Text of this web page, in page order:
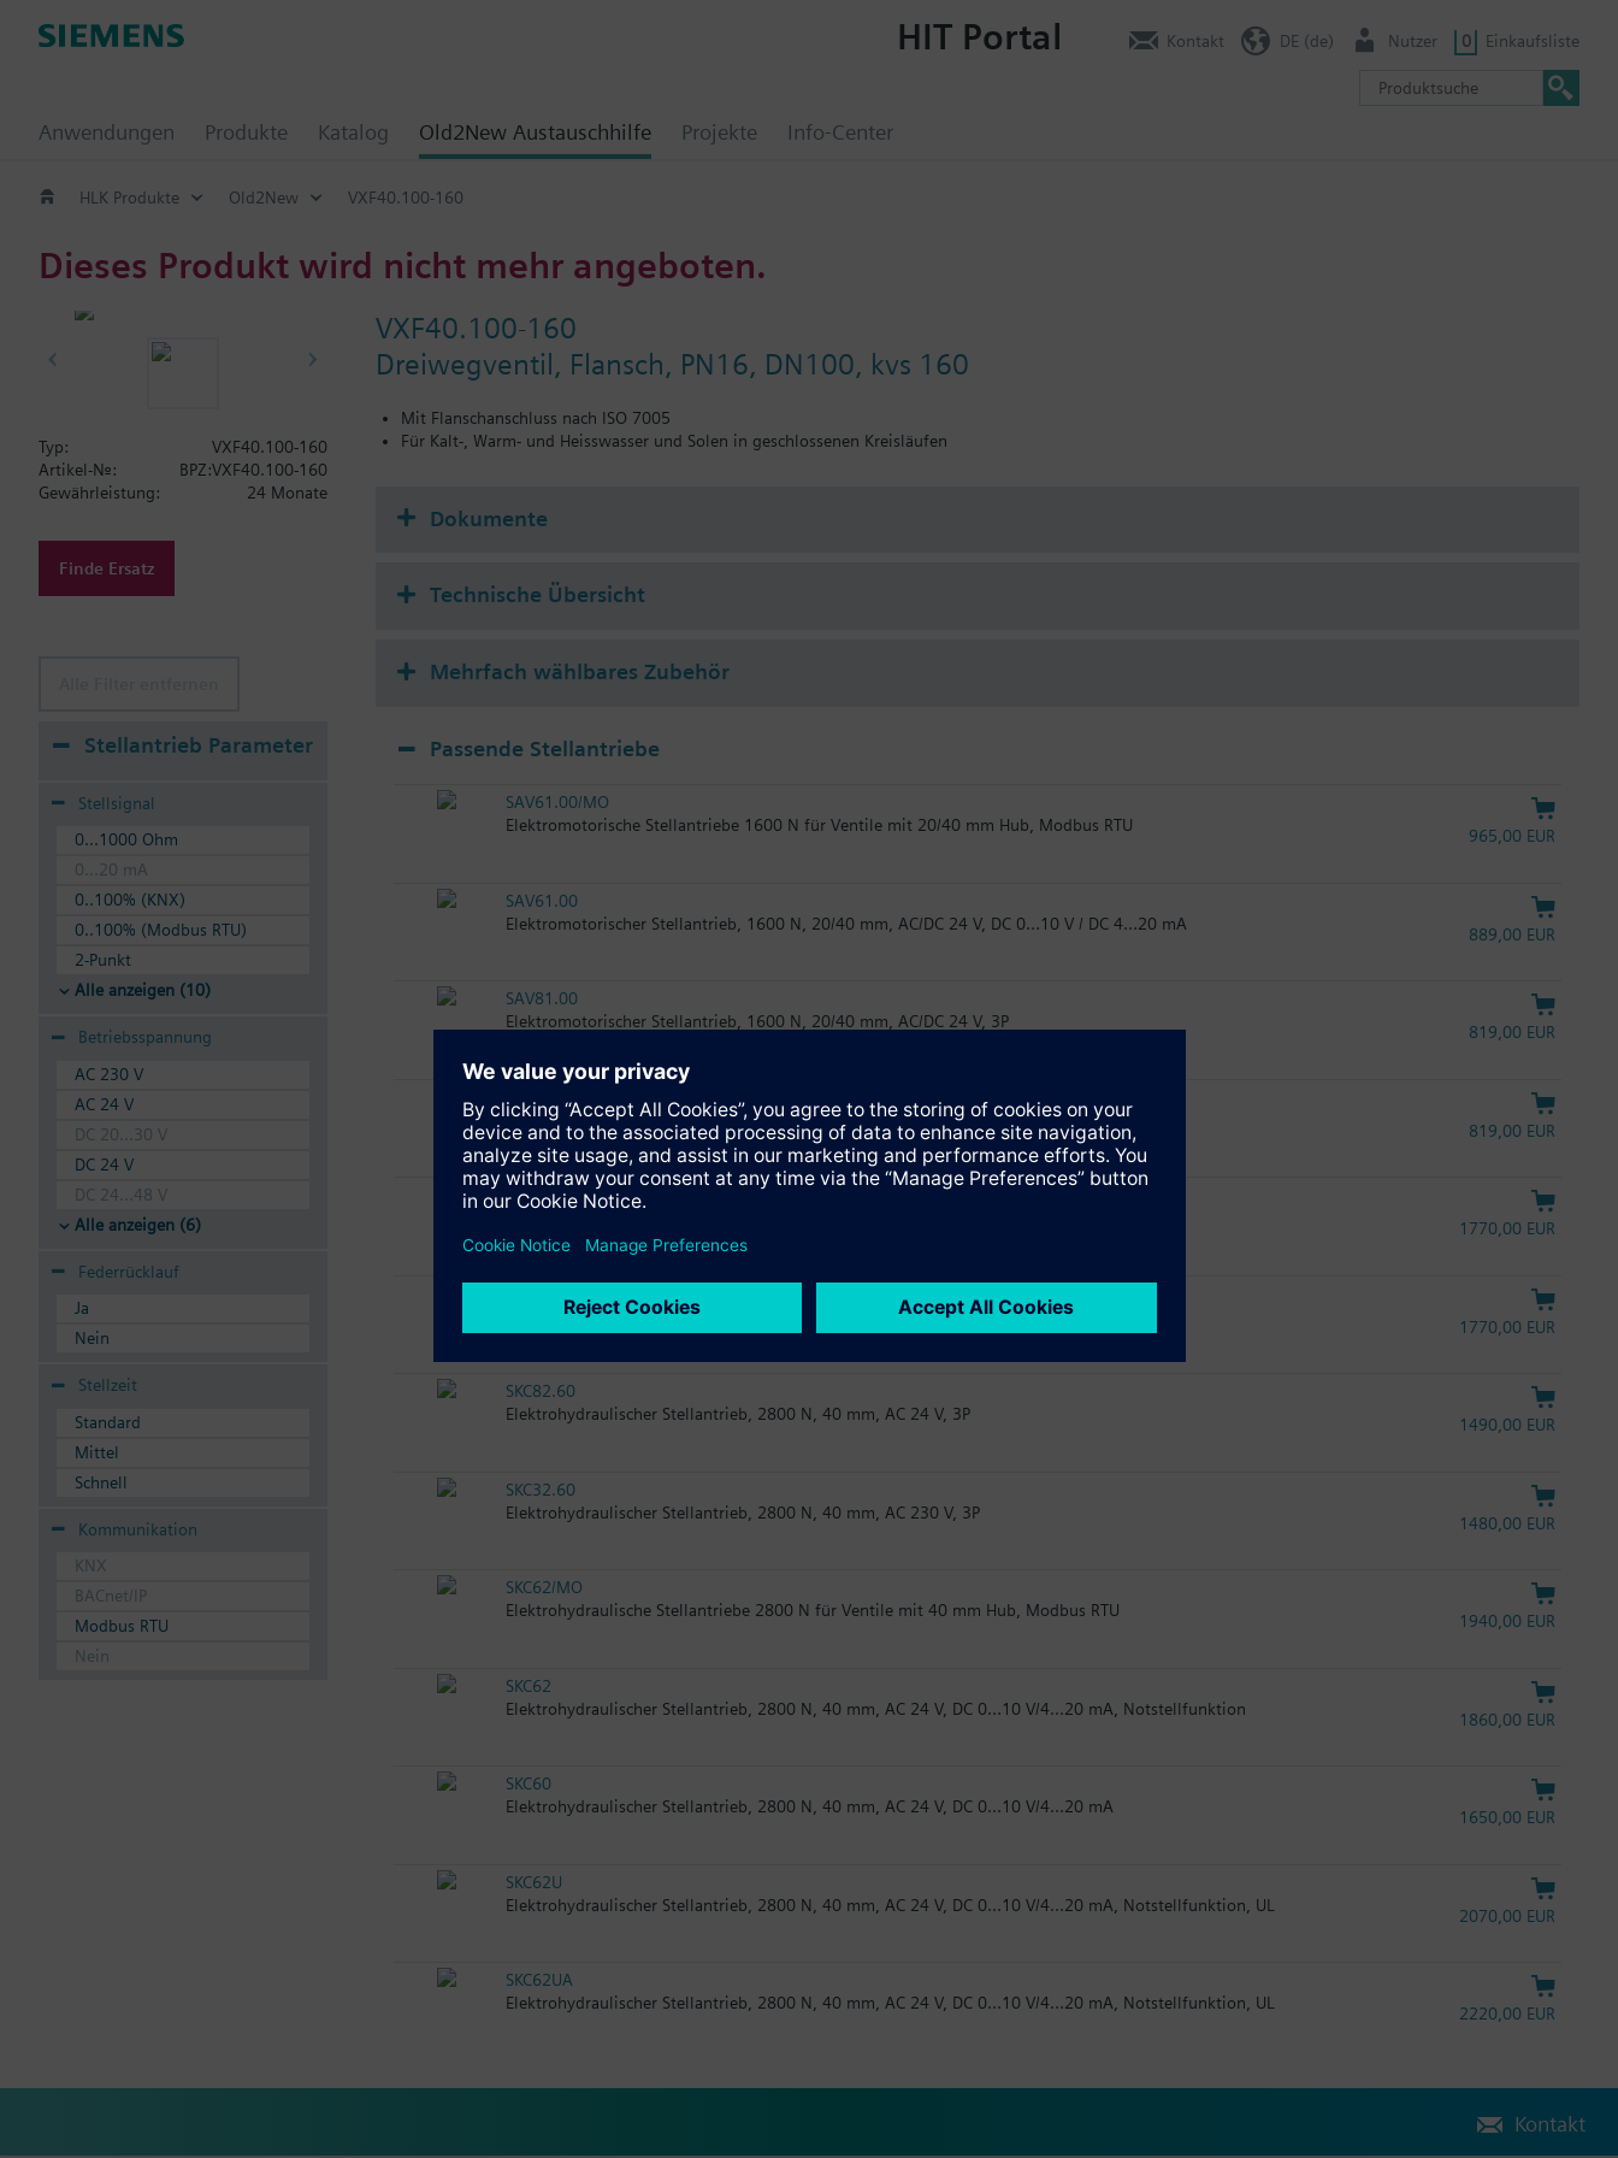
Anwendungen Produkte Katalog Old2New Austauschhilfe Projekte Info-Center
HIT Portal Kontakt DE (de) Nutzer 0 Einkaufsliste
HLK Produkte Old2New VXF40.100-160
Dieses Produkt wird nicht mehr angeboten.
VXF40.100-160
Dreiwegventil, Flansch, PN16, DN100, kvs 160
Mit Flanschanschluss nach ISO 7005
Für Kalt-, Warm- und Heisswasser und Solen in geschlossenen Kreisläufen
Typ:
VXF40.100-160
Artikel-Nr.:
BPZ:VXF40.100-160
Gewährleistung:
24 Monate
Finde Ersatz
Stellantrieb Parameter
Stellsignal
0...1000 Ohm
0...20 mA
0..100% (KNX)
0..100% (Modbus RTU)
2-Punkt
Alle anzeigen (10)
Betriebsspannung
AC 230 V
AC 24 V
DC 20...30 V
DC 24 V
DC 24...48 V
Alle anzeigen (6)
Federrücklauf
Ja
Nein
Stellzeit
Standard
Mittel
Schnell
Kommunikation
KNX
BACnet/IP
Modbus RTU
Nein
Dokumente
Technische Übersicht
Mehrfach wählbares Zubehör
Passende Stellantriebe
SAV61.00/MO
Elektromotorische Stellantriebe 1600 N für Ventile mit 20/40 mm Hub, Modbus RTU
965,00 EUR
SAV61.00
Elektromotorischer Stellantrieb, 1600 N, 20/40 mm, AC/DC 24 V, DC 0…10 V / DC 4…20 mA
889,00 EUR
SAV81.00
Elektromotorischer Stellantrieb, 1600 N, 20/40 mm, AC/DC 24 V, 3P
819,00 EUR
Elektromotorischer Stellantrieb, 1600 N, 20/40 mm, AC 230 V, 3P
819,00 EUR
SKC32.61
1770,00 EUR
Elektrohydraulischer Stellantrieb, 2800 N, 40 mm, AC 24 V, 3P, Notstellfunktion
1770,00 EUR
SKC82.60
Elektrohydraulischer Stellantrieb, 2800 N, 40 mm, AC 24 V, 3P
1490,00 EUR
SKC32.60
Elektrohydraulischer Stellantrieb, 2800 N, 40 mm, AC 230 V, 3P
1480,00 EUR
SKC62/MO
Elektrohydraulische Stellantriebe 2800 N für Ventile mit 40 mm Hub, Modbus RTU
1940,00 EUR
SKC62
Elektrohydraulischer Stellantrieb, 2800 N, 40 mm, AC 24 V, DC 0...10 V/4...20 mA, Notstellfunktion
1860,00 EUR
SKC60
Elektrohydraulischer Stellantrieb, 2800 N, 40 mm, AC 24 V, DC 0...10 V/4...20 mA
1650,00 EUR
SKC62U
Elektrohydraulischer Stellantrieb, 2800 N, 40 mm, AC 24 V, DC 0...10 V/4...20 mA, Notstellfunktion, UL
2070,00 EUR
SKC62UA
Elektrohydraulischer Stellantrieb, 2800 N, 40 mm, AC 24 V, DC 0...10 V/4...20 mA, Notstellfunktion, UL
2220,00 EUR
Kontakt